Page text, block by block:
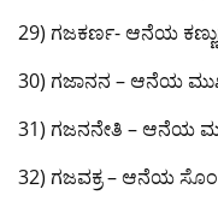
29) ಗಜಕರ್ಣ- ಆನೆಯ
30) ಗಜಾನನ – ಆನೆಯ
31) ಗಜನನೇತಿ – ಆನೆಯ
32) ಗಜವಕ್ರ – ಆನೆಯ